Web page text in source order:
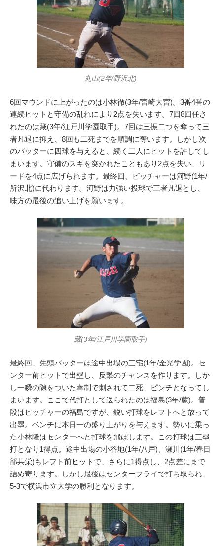
丸山(2年/野沢北)
6回マウンドに上がったのは小林徹(3年/宮崎大宮)。3番4番の
連続ヒットと守備の乱れにより2点を失います。7回8回任さ
れたのは藏(3年/江戸川学園取手)。7回は三振二つを奪って三
者凡退に抑え、8回も二死までを順調に奪います。しかし次
のバッターに四球を与えると、続く二人にヒットを許してし
まいます。守備のスキを突かれたこともあり2点を失い、リ
ードを4点に広げられます。最終回、ピッチャーは河野(1年/
所沢北)に代わります。河野は力強い投球で三者凡退とし、
味方の最後の追い上げを願います。
藏(3年/江戸川学園取手)
最終回、先頭バッターは途中出場の三宅(1年/金光学園)。セ
ンター前ヒットで出塁し、反撃のチャンスを作ります。しか
し一瞬の隙をついた牽制で刺されて二死、ピンチとなってし
まいます。ここで代打として送られたのは福島(3年/蕨)。普
段はピッチャーの福島ですが、鋭い打球をレフトへと放って
出塁。ベンチに本日一の盛り上がりを与えます。勢いに乗っ
た小林隆はセンターへと打球を飛ばします。この打球は三塁
打となり1得点。途中出場の小谷地(1年/八戸)、瀬川(1年/春日
部共栄)もレフト前ヒットで、さらに1得点し、2点差にまで
詰め寄ります。しかし最後はセンターフライで打ち取られ、
5-3で横浜市立大学の勝利となります。